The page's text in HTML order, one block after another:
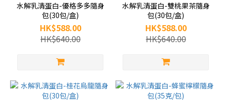
水解乳清蛋白-優格多多隨身
包(30包/盒)
HK$588.00
HK$640.00
水解乳清蛋白-雙桃果茶隨身
包(30包/盒)
HK$588.00
HK$640.00